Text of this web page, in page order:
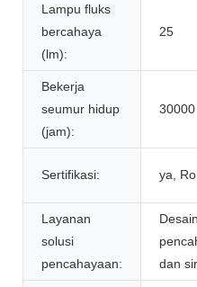
Lampu fluks
bercahaya
(lm):
25
Bekerja
seumur hidup
(jam):
30000
Sertifikasi: ya,
Layanan
solusi
pencahayaan:
Desain
dan